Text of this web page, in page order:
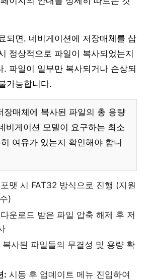
되면, 네비게이션에 저장매체를 삽
정상적으로 파일이 복사되었는지
. 파일이 일부만 복사되거나 손상되
가능합니다.
장매체에 복사된 파일의 총 용량
비게이션 모델이 요구하는 최소
여유가 있는지 확인해야 합니
포맷 시 FAT32 방식으로 진행 (지원
)
다운로드 받은 파일 압축 해제 후 저
복사된 파일들의 무결성 및 용량 확
: 시동 후 업데이트 메뉴 진입하여